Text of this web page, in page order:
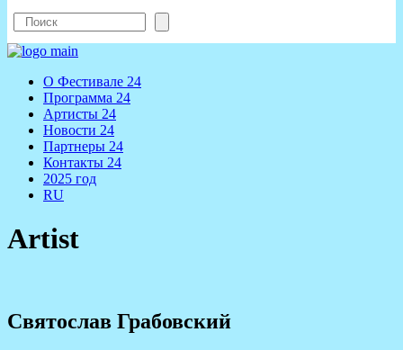
Search
О Фестивале 24
Программа 24
Артисты 24
Новости 24
Партнеры 24
Контакты 24
2025 год
RU
Artist
Святослав Грабовский